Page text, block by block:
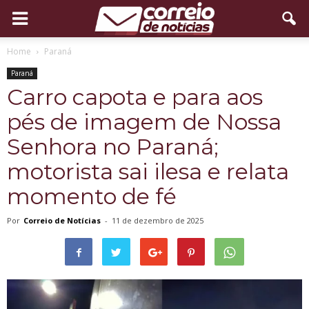
Home Paraná
Paraná
Carro capota e para aos
pés de imagem de Nossa
Senhora no Paraná;
motorista sai ilesa e relata
momento de fé
Por Correio de Notícias - 11 de dezembro de 2025